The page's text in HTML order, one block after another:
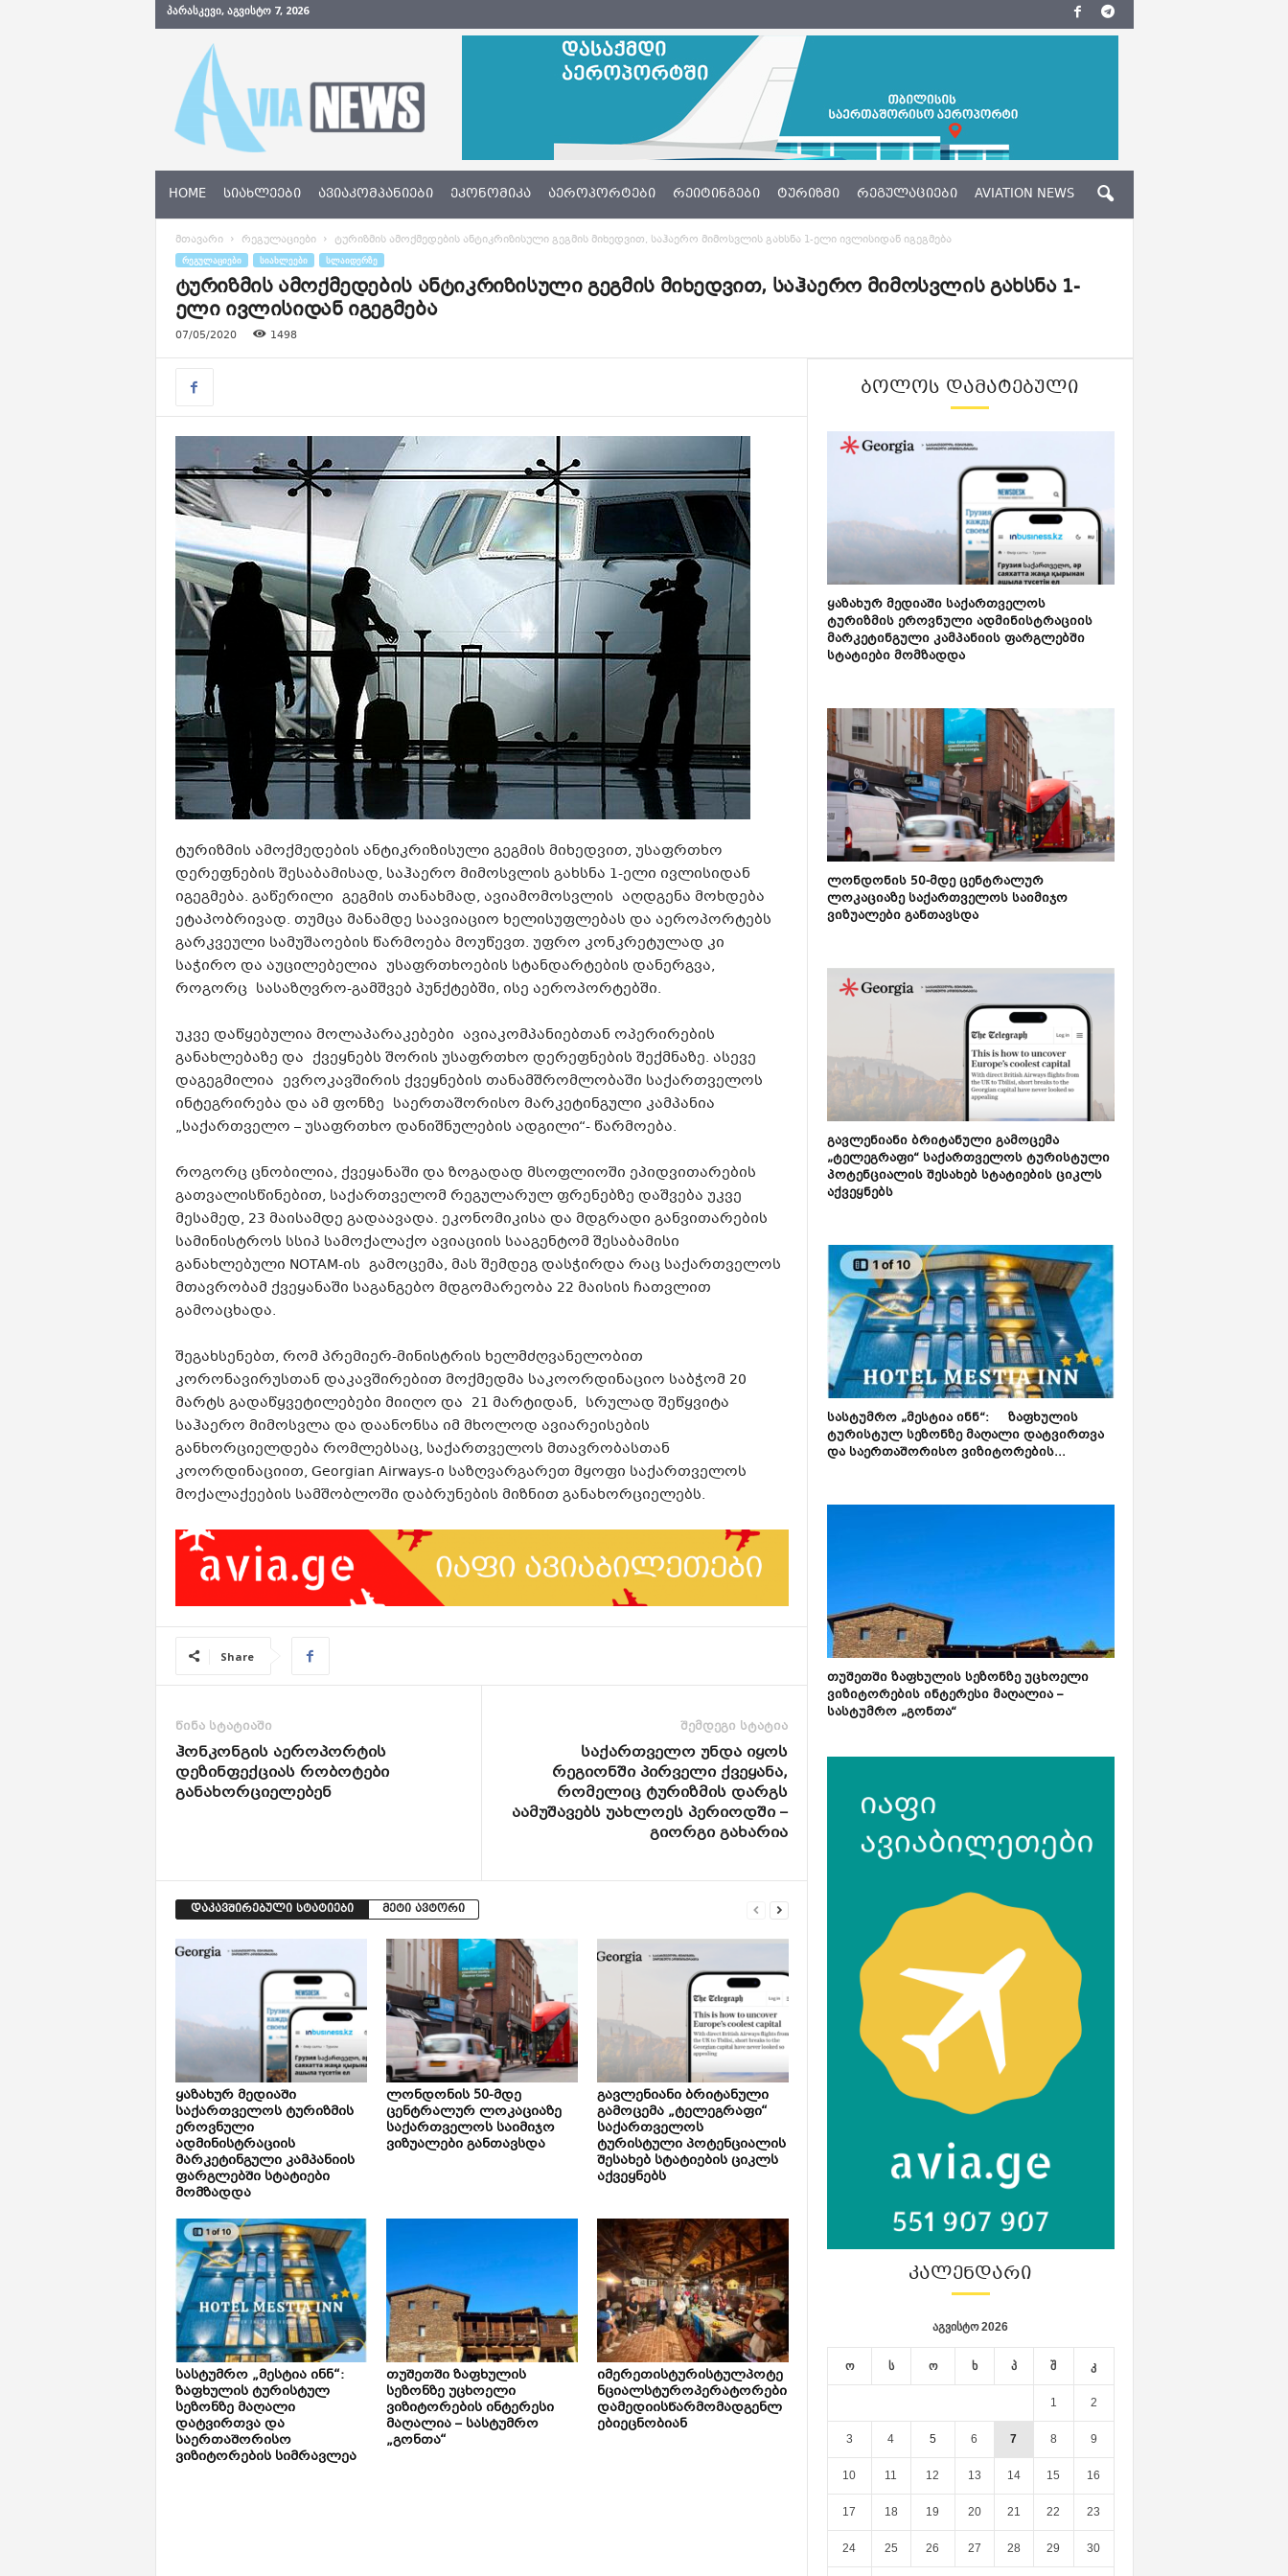
ᲞᲐᲠᲐᲡᲙᲔᲕᲘ, ᲐᲒᲕᲘᲡᲢᲝ 7, 2026
N
w
s
e
HOME ᲡᲘᲐᲮᲚᲔᲔᲑᲘ ᲐᲕᲘᲐᲙᲝᲛᲞᲐᲜᲘᲔᲑᲘ ᲔᲙᲝᲜᲝᲛᲘᲙᲐ ᲐᲔᲠᲝᲞᲝᲠᲢᲔᲑᲘ ᲠᲔᲘᲢᲘᲜᲒᲔᲑᲘ ᲢᲣᲠᲘᲖᲛᲘ ᲠᲔᲒᲣᲚᲐᲪᲘᲔᲑᲘ AVIATION NEWS
მთავარი რეგულაციები ტურიზმის ამოქმედების ანტიკრიზისული გეგმის მიხედვით, საჰაერო მიმოსვლის გახსნა 1-ელი ივლისიდან იგეგმება
ᲠᲔᲒᲣᲚᲐᲪᲘᲔᲑᲘ ᲡᲘᲐᲮᲚᲔᲔᲑᲘ ᲡᲚᲐᲘᲓᲔᲠᲖᲔ
ტურიზმის ამოქმედების ანტიკრიზისული გეგმის მიხედვით, საჰაერო მიმოსვლის გახსნა 1-
ელი ივლისიდან იგეგმება
07/05/2020 1498
ტურიზმის ამოქმედების ანტიკრიზისული გეგმის მიხედვით, უსაფრთხო
დერეფნების შესაბამისად, საჰაერო მიმოსვლის გახსნა 1-ელი ივლისიდან
იგეგმება. გაწერილი გეგმის თანახმად, ავიამომოსვლის აღდგენა მოხდება
ეტაპობრივად. თუმცა მანამდე საავიაციო ხელისუფლებას და აეროპორტებს
გარკვეული სამუშაოების წარმოება მოუწევთ. უფრო კონკრეტულად კი
საჭირო და აუცილებელია უსაფრთხოების სტანდარტების დანერგვა,
როგორც სასაზღვრო-გამშვებ პუნქტებში, ისე აეროპორტებში.
უკვე დაწყებულია მოლაპარაკებები ავიაკომპანიებთან ოპერირების
განახლებაზე და ქვეყნებს შორის უსაფრთხო დერეფნების შექმნაზე. ასევე
დაგეგმილია ევროკავშირის ქვეყნების თანამშრომლობაში საქართველოს
ინტეგრირება და ამ ფონზე საერთაშორისო მარკეტინგული კამპანია
„საქართველო – უსაფრთხო დანიშნულების ადგილი“- წარმოება.
როგორც ცნობილია, ქვეყანაში და ზოგადად მსოფლიოში ეპიდვითარების
გათვალისწინებით, საქართველომ რეგულარულ ფრენებზე დაშვება უკვე
მესამედ, 23 მაისამდე გადაავადა. ეკონომიკისა და მდგრადი განვითარების
სამინისტროს სსიპ სამოქალაქო ავიაციის სააგენტომ შესაბამისი
განახლებული NOTAM-ის გამოცემა, მას შემდეგ დასჭირდა რაც საქართველოს
მთავრობამ ქვეყანაში საგანგებო მდგომარეობა 22 მაისის ჩათვლით
გამოაცხადა.
შეგახსენებთ, რომ პრემიერ-მინისტრის ხელმძღვანელობით
კორონავირუსთან დაკავშირებით მოქმედმა საკოორდინაციო საბჭომ 20
მარტს გადაწყვეტილებები მიიღო და 21 მარტიდან, სრულად შეწყვიტა
საჰაერო მიმოსვლა და დაანონსა იმ მხოლოდ ავიარეისების
განხორციელდება რომლებსაც, საქართველოს მთავრობასთან
კოორდინაციით, Georgian Airways-ი საზღვარგარეთ მყოფი საქართველოს
მოქალაქეების სამშობლოში დაბრუნების მიზნით განახორციელებს.
Share
წინა სტატიაში
ჰონკონგის აეროპორტის
დეზინფექციას რობოტები
განახორციელებენ
შემდეგი სტატია
საქართველო უნდა იყოს
რეგიონში პირველი ქვეყანა,
რომელიც ტურიზმის დარგს
აამუშავებს უახლოეს პერიოდში –
გიორგი გახარია
დაკავშირებული სტატიები მეტი ავტორი
ყაზახურ მედიაში
საქართველოს ტურიზმის
ეროვნული
ადმინისტრაციის
მარკეტინგული კამპანიის
ფარგლებში სტატიები
მომზადდა
ლონდონის 50-მდე
ცენტრალურ ლოკაციაზე
საქართველოს საიმიჯო
ვიზუალები განთავსდა
გავლენიანი ბრიტანული
გამოცემა „ტელეგრაფი“
საქართველოს
ტურისტული პოტენციალის
შესახებ სტატიების ციკლს
აქვეყნებს
სასტუმრო „მესტია ინნ“:
ზაფხულის ტურისტულ
სეზონზე მაღალი
დატვირთვა და
საერთაშორისო
ვიზიტორების სიმრავლეა
თუშეთში ზაფხულის
სეზონზე უცხოელი
ვიზიტორების ინტერესი
მაღალია – სასტუმრო
„გონთა“
იმერეთისტურისტულპოტე
ნციალსტუროპერატორები
დამედიისწარმომადგენლ
ებიეცნობიან
ᲑᲝᲚᲝᲡ ᲓᲐᲛᲐᲢᲔᲑᲣᲚᲘ
ყაზახურ მედიაში საქართველოს
ტურიზმის ეროვნული ადმინისტრაციის
მარკეტინგული კამპანიის ფარგლებში
სტატიები მომზადდა
ლონდონის 50-მდე ცენტრალურ
ლოკაციაზე საქართველოს საიმიჯო
ვიზუალები განთავსდა
გავლენიანი ბრიტანული გამოცემა
„ტელეგრაფი“ საქართველოს ტურისტული
პოტენციალის შესახებ სტატიების ციკლს
აქვეყნებს
სასტუმრო „მესტია ინნ“: ზაფხულის
ტურისტულ სეზონზე მაღალი დატვირთვა
და საერთაშორისო ვიზიტორების...
თუშეთში ზაფხულის სეზონზე უცხოელი
ვიზიტორების ინტერესი მაღალია –
სასტუმრო „გონთა“
ᲙᲐᲚᲔᲜᲓᲐᲠᲘ
აგვისტო 2026
ო ს ო ხ პ შ კ
1 2
3 4 5 6 7 8 9
10 11 12 13 14 15 16
17 18 19 20 21 22 23
24 25 26 27 28 29 30